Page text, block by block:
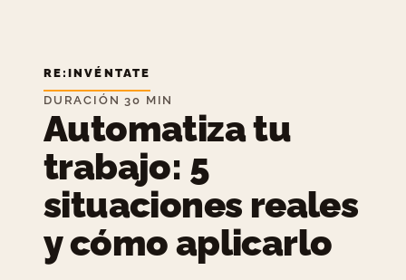
RE:INVÉNTATE
DURACIÓN 30 MIN
Automatiza tu
trabajo: 5
situaciones reales
y cómo aplicarlo